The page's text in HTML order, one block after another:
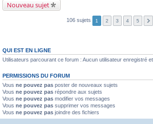
Nouveau sujet
106 sujets 1 2 3 4 5
QUI EST EN LIGNE
Utilisateurs parcourant ce forum : Aucun utilisateur enregistré
PERMISSIONS DU FORUM
Vous ne pouvez pas poster de nouveaux sujets
Vous ne pouvez pas répondre aux sujets
Vous ne pouvez pas modifier vos messages
Vous ne pouvez pas supprimer vos messages
Vous ne pouvez pas joindre des fichiers